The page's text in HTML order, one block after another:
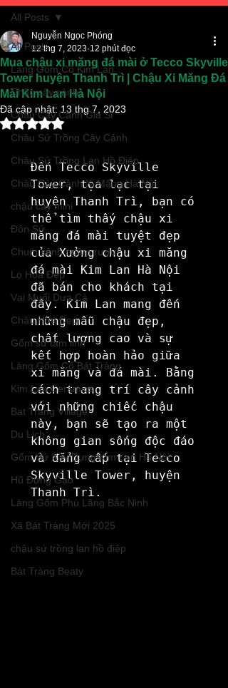
All Posts
Làng Gốm Cổ Kim Lan
Chậu cây cảnh
Chậu Cây Cảnh Giá Sỉ
Chậu Sứ Trồng Cây Cảnh
Chậu Sứ Trồng Lan Hồ Điệp
Chậu Cây Cảnh Xi Măng Hà Nội
chậu cây mini
Đôn Sứ
Chum sành ngâm rượu
Lọ Hoa Đẹp
Vại Muối Dưa Cà
Chậu Hoa Đẹp
Gốm sứ tâm linh
Làng Gốm Cổ Bát Tràng
Kim Lan Ceramics
Bat Trang Village
Du Lịch
Gốm Sứ Xây Dựng Kim Lan Hà Nội
Hũ Đựng Gạo
Làng Gốm Phù Lãng Bắc Ninh
Xã Bát Tràng Mới 2025
chậu sứ trồng lan hồ điệp
Bát Tràng Beaty
All Posts
Mua chậu xi măng đá mài ở Tecco Skyville
Tower huyện Thanh Trì | Chậu Xi Măng Đá
Mài Kim Lan Hà Nội
Nguyễn Ngọc Phóng
12 thg 7, 2023 12 phút đọc
Đã cập nhật: 13 thg 7, 2023
Đã xếp hạng NaN/5 sao.
Đến Tecco Skyville
Tower, tọa lạc tại
huyện Thanh Trì, bạn có
thể tìm thấy chậu xi
măng đá mài tuyệt đẹp
của Xưởng chậu xi măng
đá mài Kim Lan Hà Nội
đã bán cho khách tại
đây. Kim Lan mang đến
những mẫu chậu đẹp,
chất lượng cao và sự
kết hợp hoàn hảo giữa
xi măng và đá mài. Bằng
cách trang trí cây cảnh
với những chiếc chậu
này, bạn sẽ tạo ra một
không gian sống độc đáo
và đẳng cấp tại Tecco
Skyville Tower, huyện
Thanh Trì.